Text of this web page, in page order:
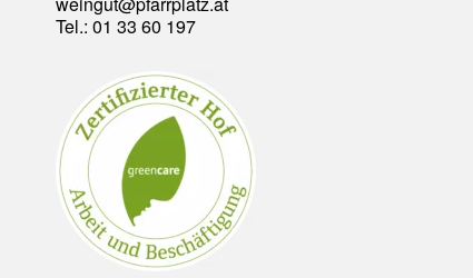
Tel.: 01 33 60 197